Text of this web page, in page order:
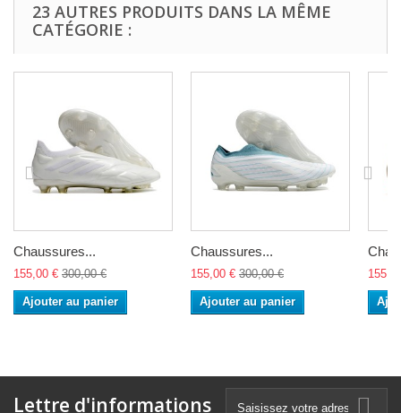
23 AUTRES PRODUITS DANS LA MÊME
CATÉGORIE :
Chaussures...
155,00 € 300,00 €
Ajouter au panier
Chaussures...
155,00 € 300,00 €
Ajouter au panier
Lettre d'informations